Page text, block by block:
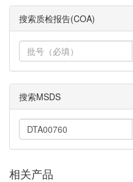
搜索质检报告(COA)
搜索MSDS
相关产品